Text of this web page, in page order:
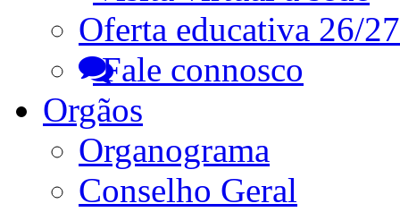
Oferta educativa 26/27
Fale connosco
Orgãos
Organograma
Conselho Geral